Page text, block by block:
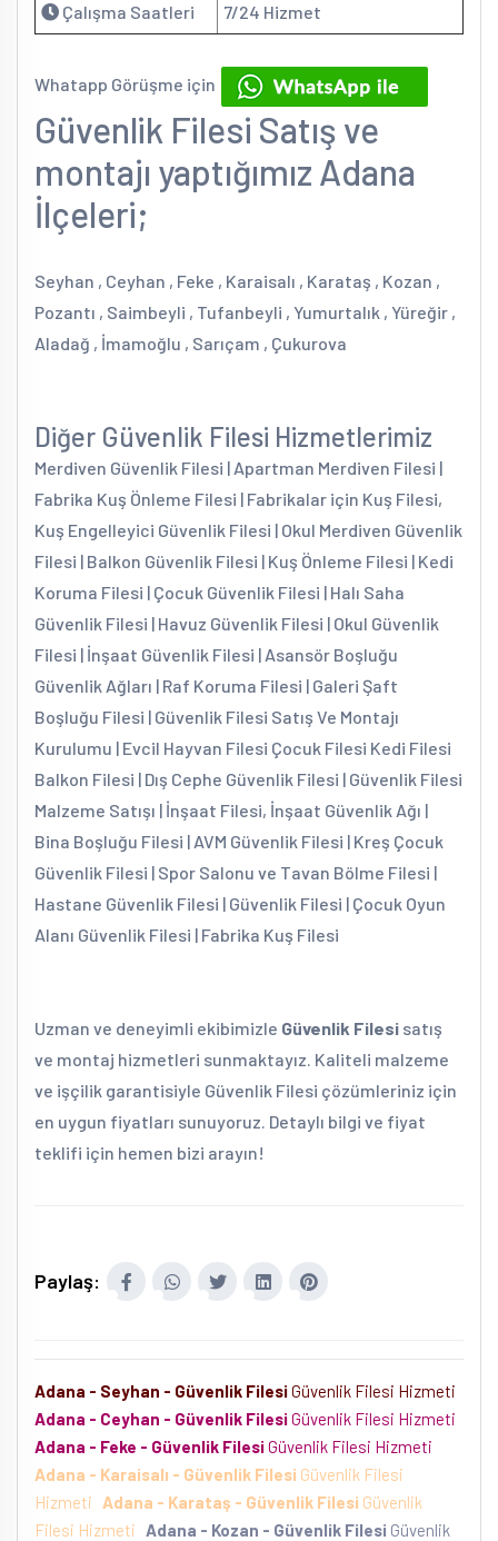
Çalışma Saatleri 7/24 Hizmet
Whatapp Görüşme için
Güvenlik Filesi Satış ve
montajı yaptığımız Adana
İlçeleri;
Seyhan , Ceyhan , Feke , Karaisalı , Karataş , Kozan ,
Pozantı , Saimbeyli , Tufanbeyli , Yumurtalık , Yüreğir ,
Aladağ , İmamoğlu , Sarıçam , Çukurova
Diğer Güvenlik Filesi Hizmetlerimiz
Merdiven Güvenlik Filesi | Apartman Merdiven Filesi |
Fabrika Kuş Önleme Filesi | Fabrikalar için Kuş Filesi,
Kuş Engelleyici Güvenlik Filesi | Okul Merdiven Güvenlik
Filesi | Balkon Güvenlik Filesi | Kuş Önleme Filesi | Kedi
Koruma Filesi | Çocuk Güvenlik Filesi | Halı Saha
Güvenlik Filesi | Havuz Güvenlik Filesi | Okul Güvenlik
Filesi | İnşaat Güvenlik Filesi | Asansör Boşluğu
Güvenlik Ağları | Raf Koruma Filesi | Galeri Şaft
Boşluğu Filesi | Güvenlik Filesi Satış Ve Montajı
Kurulumu | Evcil Hayvan Filesi Çocuk Filesi Kedi Filesi
Balkon Filesi | Dış Cephe Güvenlik Filesi | Güvenlik Filesi
Malzeme Satışı | İnşaat Filesi, İnşaat Güvenlik Ağı |
Bina Boşluğu Filesi | AVM Güvenlik Filesi | Kreş Çocuk
Güvenlik Filesi | Spor Salonu ve Tavan Bölme Filesi |
Hastane Güvenlik Filesi | Güvenlik Filesi | Çocuk Oyun
Alanı Güvenlik Filesi | Fabrika Kuş Filesi
Uzman ve deneyimli ekibimizle Güvenlik Filesi satış
ve montaj hizmetleri sunmaktayız. Kaliteli malzeme
ve işçilik garantisiyle Güvenlik Filesi çözümleriniz için
en uygun fiyatları sunuyoruz. Detaylı bilgi ve fiyat
teklifi için hemen bizi arayın!
Paylaş:
Adana - Seyhan - Güvenlik FilesiGüvenlik Filesi Hizmeti
Adana - Ceyhan - Güvenlik FilesiGüvenlik Filesi Hizmeti
Adana - Feke - Güvenlik FilesiGüvenlik Filesi Hizmeti
Adana - Karaisalı - Güvenlik Filesi Güvenlik Filesi
Hizmeti
Adana - Karataş - Güvenlik Filesi Güvenlik
Filesi Hizmeti Adana - Kozan - Güvenlik Filesi Güvenlik